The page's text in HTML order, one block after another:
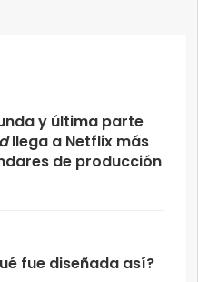
y última parte
llega a Netflix más
de producción
fue diseñada así?